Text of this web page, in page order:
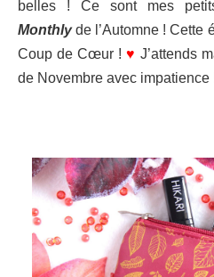
belles ! Ce sont mes
Monthly de l’Automne ! Cette
Coup de Cœur ! ♥ J’attends
de Novembre avec impatience